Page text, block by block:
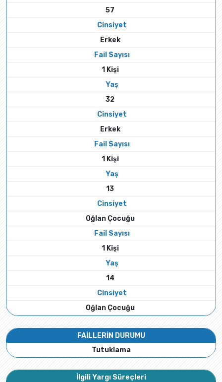
57
Cinsiyet
Erkek
Fail Sayısı
1 Kişi
Yaş
32
Cinsiyet
Erkek
Fail Sayısı
1 Kişi
Yaş
13
Cinsiyet
Oğlan Çocuğu
Fail Sayısı
1 Kişi
Yaş
14
Cinsiyet
Oğlan Çocuğu
FAİLLERİN DURUMU
Tutuklama
İlgili Yargı Süreçleri